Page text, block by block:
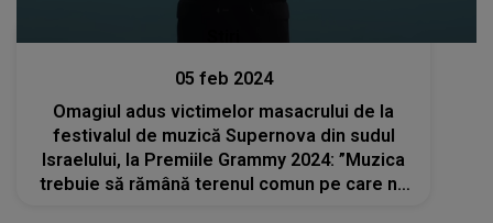
05 feb 2024
Omagiul adus victimelor masacrului de la
festivalul de muzică Supernova din sudul
Israelului, la Premiile Grammy 2024: ”Muzica
trebuie să rămână terenul comun pe care ne